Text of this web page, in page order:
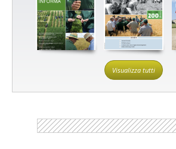
Visualizza tutti